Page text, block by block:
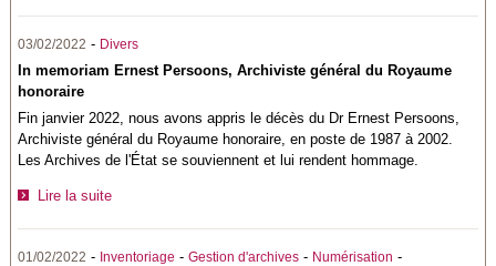
03/02/2022 - Divers
In memoriam Ernest Persoons, Archiviste général du Royaume
honoraire
Fin janvier 2022, nous avons appris le décès du Dr Ernest Persoons,
Archiviste général du Royaume honoraire, en poste de 1987 à 2002.
Les Archives de l'État se souviennent et lui rendent hommage.
Lire la suite
01/02/2022 - Inventoriage -Gestion d'archives - Numérisation -